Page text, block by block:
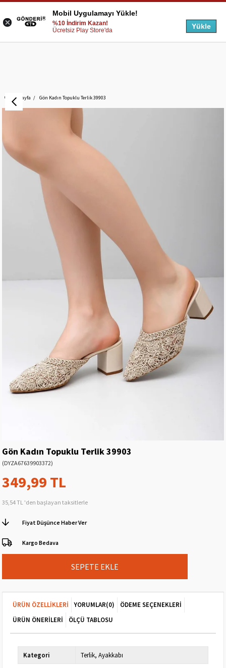
Anasayfa Gön Kadın Topuklu Terlik 39903
Gön Kadın Topuklu Terlik 39903
(DYZA67639903372)
349,99 TL
35,54 TL 'den başlayan taksitlerle
Fiyat Düşünce Haber Ver
Kargo Bedava
ÜRÜN ÖZELLIKLERI YORUMLAR(0)
ÖDEME SEÇENEKLERI
ÜRÜN ÖNERILERI
ÖLÇÜ TABLOSU
Kategori Terlik Ayakkabı
Mobil Uygulamayı Yükle!
%10 İndirim Kazan!
Ücretsiz Play Store'da
Yükle